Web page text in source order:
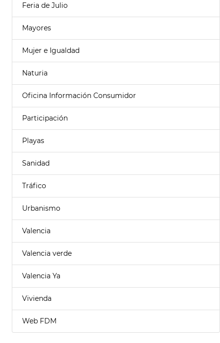
Feria de Julio
Mayores
Mujer e Igualdad
Naturia
Oficina Información Consumidor
Participación
Playas
Sanidad
Tráfico
Urbanismo
Valencia
Valencia verde
Valencia Ya
Vivienda
Web FDM